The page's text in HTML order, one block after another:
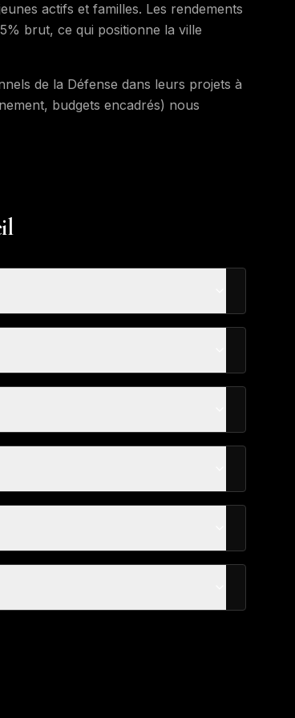
actifs et familles. Les rendements
brut, ce qui positionne la ville
de la Défense dans leurs projets à
budgets encadrés) nous